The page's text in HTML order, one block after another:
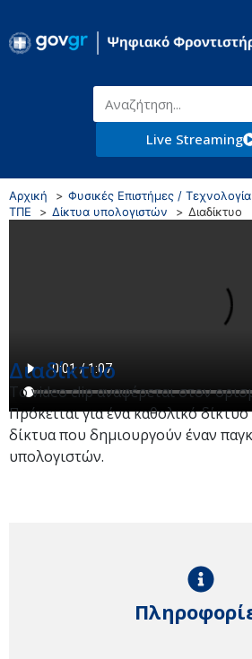
Live Streaming
Αρχική
Φυσικές Επιστήμες /
ΤΠΕ
Δίκτυα υπολογιστών Διαδίκτυο
Διαδίκτυο
Το video clip αναφέρεται στον
Πρόκειται για ένα καθολικό
δίκτυα που δημιουργούν έναν
υπολογιστών.